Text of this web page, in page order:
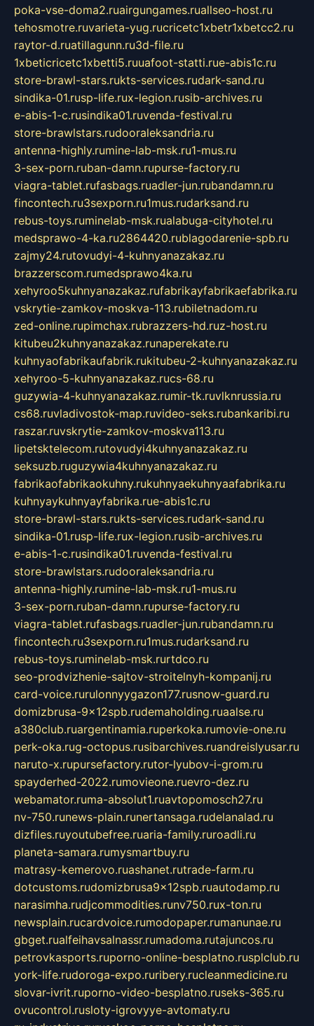
poka-vse-doma2.ruairgungames.ruallseo-host.ru
tehosmotre.ruvarieta-yug.rucricetc1xbetr1xbetcc2.ru
raytor-d.ruatillagunn.ru3d-file.ru
1xbeticricetc1xbetti5.ruuafoot-statti.rue-abis1c.ru
store-brawl-stars.rukts-services.rudark-sand.ru
sindika-01.rusp-life.rux-legion.rusib-archives.ru
e-abis-1-c.rusindika01.ruvenda-festival.ru
store-brawlstars.rudooraleksandria.ru
antenna-highly.rumine-lab-msk.ru1-mus.ru
3-sex-porn.ruban-damn.rupurse-factory.ru
viagra-tablet.rufasbags.ruadler-jun.rubandamn.ru
fincontech.ru3sexporn.ru1mus.rudarksand.ru
rebus-toys.ruminelab-msk.rualabuga-cityhotel.ru
medsprawo-4-ka.ru2864420.rublagodarenie-spb.ru
zajmy24.rutovudyi-4-kuhnyanazakaz.ru
brazzerscom.rumedsprawo4ka.ru
xehyroo5kuhnyanazakaz.rufabrikayfabrikaefabrika.ru
vskrytie-zamkov-moskva-113.rubiletnadom.ru
zed-online.rupimchax.rubrazzers-hd.ruz-host.ru
kitubeu2kuhnyanazakaz.runaperekate.ru
kuhnyaofabrikaufabrik.rukitubeu-2-kuhnyanazakaz.ru
xehyroo-5-kuhnyanazakaz.rucs-68.ru
guzywia-4-kuhnyanazakaz.rumir-tk.ruvlknrussia.ru
cs68.ruvladivostok-map.ruvideo-seks.rubankaribi.ru
raszar.ruvskrytie-zamkov-moskva113.ru
lipetsktelecom.rutovudyi4kuhnyanazakaz.ru
seksuzb.ruguzywia4kuhnyanazakaz.ru
fabrikaofabrikaokuhny.rukuhnyaekuhnyaafabrika.ru
kuhnyaykuhnyayfabrika.rue-abis1c.ru
store-brawl-stars.rukts-services.rudark-sand.ru
sindika-01.rusp-life.rux-legion.rusib-archives.ru
e-abis-1-c.rusindika01.ruvenda-festival.ru
store-brawlstars.rudooraleksandria.ru
antenna-highly.rumine-lab-msk.ru1-mus.ru
3-sex-porn.ruban-damn.rupurse-factory.ru
viagra-tablet.rufasbags.ruadler-jun.rubandamn.ru
fincontech.ru3sexporn.ru1mus.rudarksand.ru
rebus-toys.ruminelab-msk.rurtdco.ru
seo-prodvizhenie-sajtov-stroitelnyh-kompanij.ru
card-voice.rurulonnyygazon177.rusnow-guard.ru
domizbrusa-9x12spb.rudemaholding.ruaalse.ru
a380club.ruargentinamia.ruperkoka.rumovie-one.ru
perk-oka.rug-octopus.rusibarchives.ruandreislyusar.ru
naruto-x.rupursefactory.rutor-lyubov-i-grom.ru
spayderhed-2022.rumovieone.ruevro-dez.ru
webamator.ruma-absolut1.ruavtopomosch27.ru
nv-750.runews-plain.runertansaga.rudelanalad.ru
dizfiles.ruyoutubefree.ruaria-family.ruroadli.ru
planeta-samara.rumysmartbuy.ru
matrasy-kemerovo.ruashanet.rutrade-farm.ru
dotcustoms.rudomizbrusa9x12spb.ruautodamp.ru
narasimha.rudjcommodities.runv750.rux-ton.ru
newsplain.rucardvoice.rumodopaper.rumanunae.ru
gbget.rualfeihavsalnassr.rumadoma.rutajuncos.ru
petrovkasports.ruporno-online-besplatno.rusplclub.ru
york-life.rudoroga-expo.ruribery.rucleanmedicine.ru
slovar-ivrit.ruporno-video-besplatno.ruseks-365.ru
ovucontrol.rusloty-igrovyye-avtomaty.ru